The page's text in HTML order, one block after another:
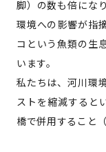
脚）の数も倍にな
環境への影響が指
コという魚類の生
います。
私たちは、河川環
ストを縮減すると
橋で併用すること